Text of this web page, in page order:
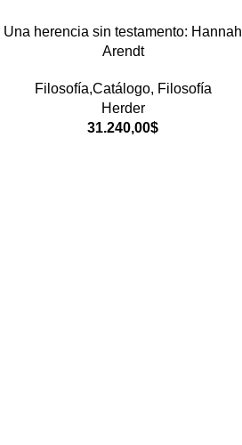
Una herencia sin testamento: Hannah
Arendt
Filosofía,Catálogo, Filosofía
Herder
31.240,00$